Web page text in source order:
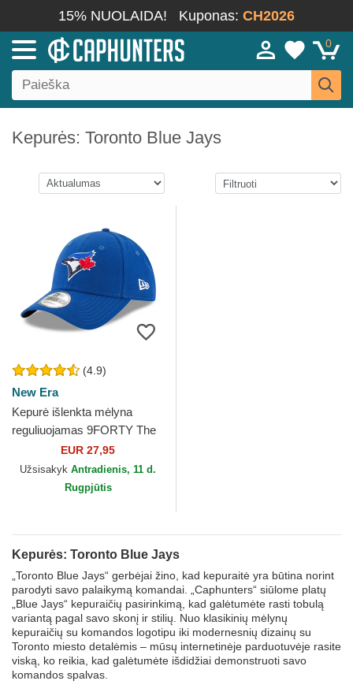
15% NUOLAIDA! Kuponas: CH2026
0
Kepurės: Toronto Blue Jays
(4.9)
New Era
Kepurė išlenkta mėlyna
reguliuojamas 9FORTY The
League Toronto Blue Jays
MLB New Era
EUR 27,95
Užsisakyk Antradienis, 11 d.
Rugpjūtis
Kepurės: Toronto Blue Jays
„Toronto Blue Jays“ gerbėjai žino, kad kepuraitė yra būtina norint
parodyti savo palaikymą komandai. „Caphunters“ siūlome platų
„Blue Jays“ kepuraičių pasirinkimą, kad galėtumėte rasti tobulą
variantą pagal savo skonį ir stilių. Nuo klasikinių mėlynų
kepuraičių su komandos logotipu iki modernesnių dizainų su
Toronto miesto detalėmis – mūsų internetinėje parduotuvėje rasite
viską, ko reikia, kad galėtumėte išdidžiai demonstruoti savo
komandos spalvas.